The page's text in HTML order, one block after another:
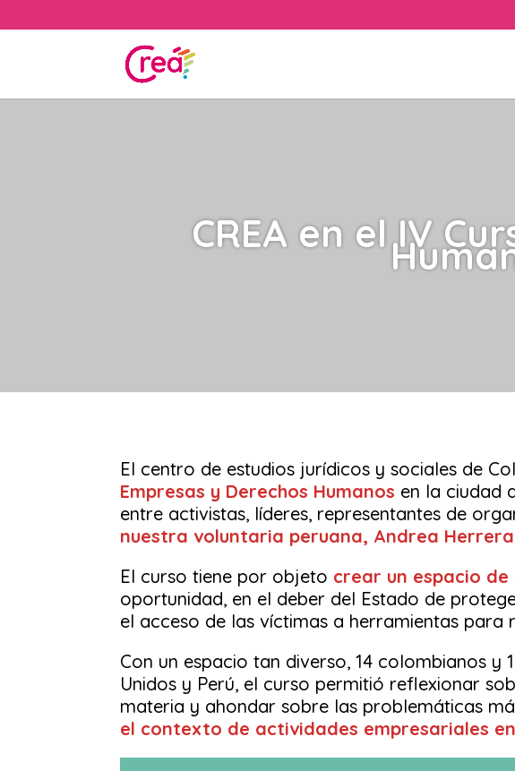
CREA en el IV
El centro de estudios jurídicos y sociales de
Empresas y Derechos Humanos en la ciudad
entre activistas, líderes, representantes de
nuestra voluntaria peruana, Andrea
El curso tiene por objeto crear un espacio
oportunidad, en el deber del Estado de
el acceso de las víctimas a herramientas para
Con un espacio tan diverso, 14 colombianos y
Unidos y Perú, el curso permitió reflexionar
materia y ahondar sobre las problemáticas
el contexto de actividades empresariales